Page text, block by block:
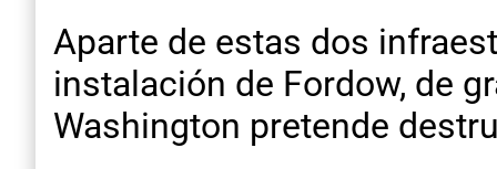
Aparte de estas dos
instalación de Fordow, de
Washington pretende